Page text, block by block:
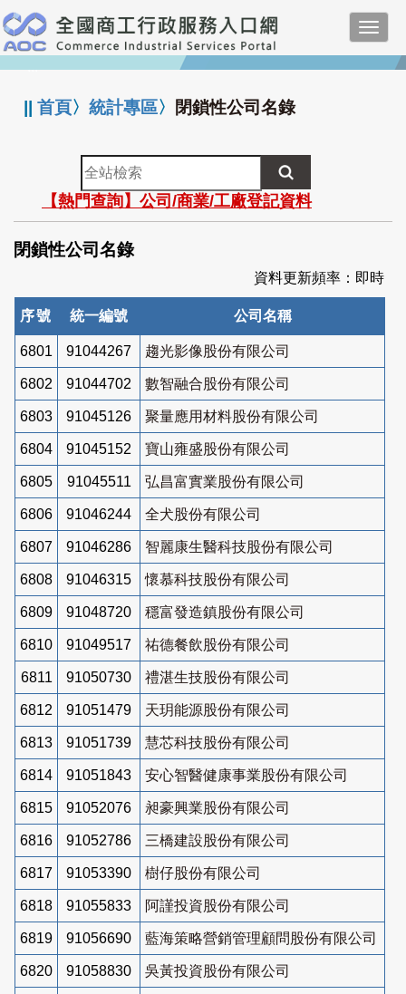
跳
到
主
要
:::
||首頁〉統計專區〉 閉鎖性公司名錄
全
站
檢
索
【熱門查詢】公司/商業/工廠登記資料
閉鎖性公司名錄
資料更新頻率：即時
序號 統一編號 公司名稱
6801 91044267 趨光影像股份有限公司
6802 91044702 數智融合股份有限公司
6803 91045126 聚量應用材料股份有限公司
6804 91045152 寶山雍盛股份有限公司
6805 91045511 弘昌富實業股份有限公司
6806 91046244 全犬股份有限公司
6807 91046286 智麗康生醫科技股份有限公司
6808 91046315 懷慕科技股份有限公司
6809 91048720 穩富發造鎮股份有限公司
6810 91049517 祐德餐飲股份有限公司
6811 91050730 禮湛生技股份有限公司
6812 91051479 天玥能源股份有限公司
6813 91051739 慧芯科技股份有限公司
6814 91051843 安心智醫健康事業股份有限公司
6815 91052076 昶豪興業股份有限公司
6816 91052786 三橋建設股份有限公司
6817 91053390 樹仔股份有限公司
6818 91055833 阿謹投資股份有限公司
6819 91056690 藍海策略營銷管理顧問股份有限公司
6820 91058830 吳黃投資股份有限公司